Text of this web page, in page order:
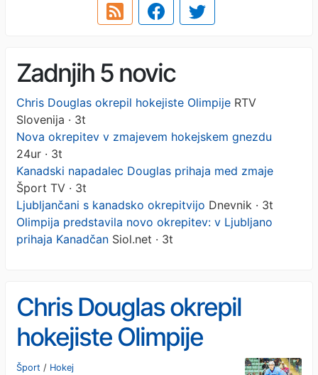
Zadnjih 5 novic
Chris Douglas okrepil hokejiste Olimpije RTV
Slovenija · 3t
Nova okrepitev v zmajevem hokejskem gnezdu
24ur · 3t
Kanadski napadalec Douglas prihaja med zmaje
Šport TV · 3t
Ljubljančani s kanadsko okrepitvijo Dnevnik · 3t
Olimpija predstavila novo okrepitev: v Ljubljano
prihaja Kanadčan Siol.net · 3t
Chris Douglas okrepil
hokejiste Olimpije
Šport / Hokej